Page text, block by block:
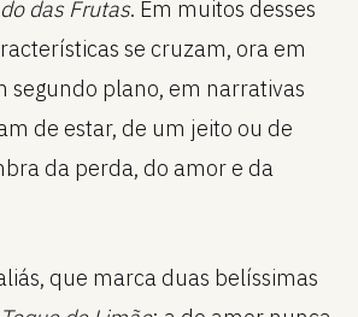
das Frutas. Em muitos desses
se cruzam, ora em
segundo plano, em narrativas
de estar, de um jeito ou de
da perda, do amor e da
que marca duas belíssimas